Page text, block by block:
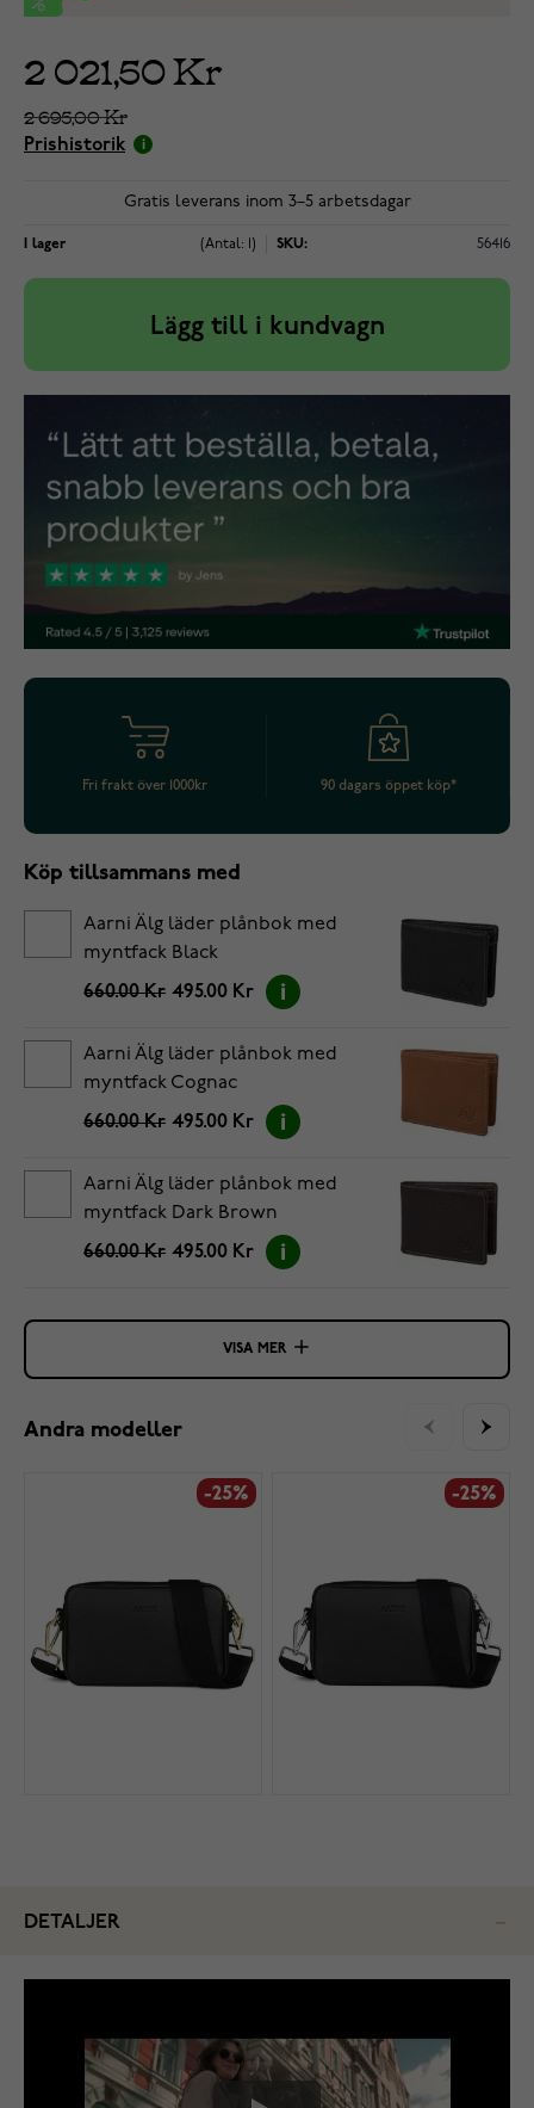
2 021,50 Kr
2 695,00 Kr
Prishistorik
Gratis leverans inom 3–5 arbetsdagar
I lager (Antal: 1) SKU: 56416
Lägg till i kundvagn
Fri frakt över 1000kr 90 dagars öppet köp*
Köp tillsammans med
Aarni Älg läder plånbok med
myntfack Black
660.00 Kr 495.00 Kr
Aarni Älg läder plånbok med
myntfack Cognac
660.00 Kr 495.00 Kr
Aarni Älg läder plånbok med
myntfack Dark Brown
660.00 Kr 495.00 Kr
VISA MER
Andra modeller
-25% -25%
DETALJER